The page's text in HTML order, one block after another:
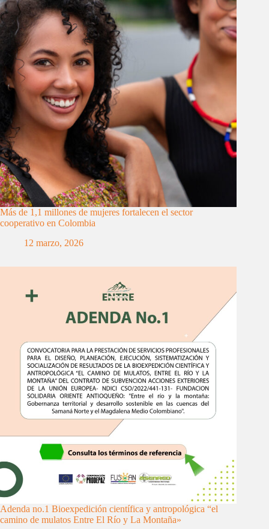
Más de 1,1 millones de mujeres fortalecen el sector
cooperativo en Colombia
12 marzo, 2026
Adenda no.1 Bioexpedición científica y antropológica “el
camino de mulatos Entre El Río y La Montaña»